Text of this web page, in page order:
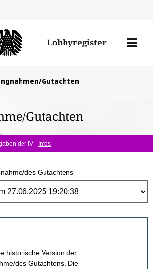
Lobbyregister
Menü
Gutachten
Gutachten
der IV - Infos
des Gutachtens
historische Version der
des Gutachtens. Die